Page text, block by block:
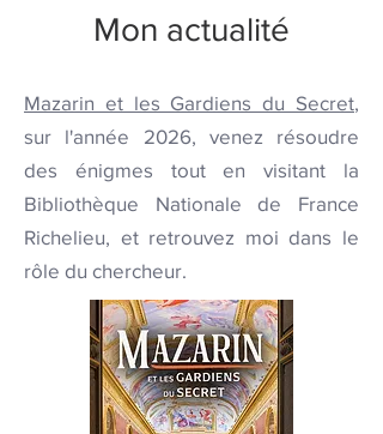
Mon actualité
Mazarin et les Gardiens du Secret,
sur l'année 2026, venez résoudre
des énigmes tout en visitant la
Bibliothèque Nationale de France
Richelieu, et retrouvez moi dans le
rôle du chercheur.